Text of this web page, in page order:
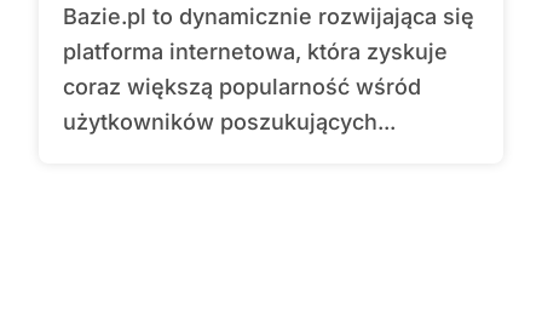
Bazie.pl to dynamicznie rozwijająca się
platforma internetowa, która zyskuje
coraz większą popularność wśród
użytkowników poszukujących...